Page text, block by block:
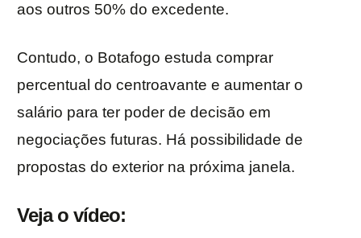
aos outros 50% do excedente.
Contudo, o Botafogo estuda comprar
percentual do centroavante e aumentar o
salário para ter poder de decisão em
negociações futuras. Há possibilidade de
propostas do exterior na próxima janela.
Veja o vídeo: